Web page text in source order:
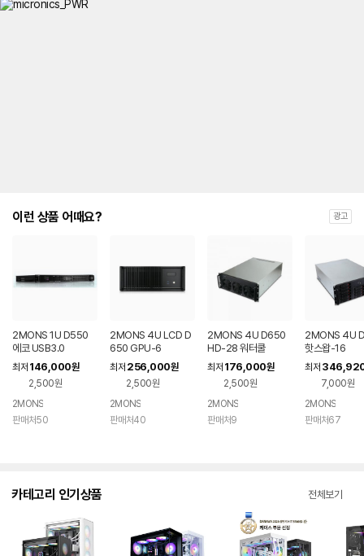
이런 상품 어때요? 광고
2MONS 1U D550
에코 USB3.0
최저 146,000원
2,500원
2MONS
판매처50
2MONS 4U LCD D
650 GPU-6
최저 256,000원
2,500원
2MONS
판매처40
2MONS 4U D650
HD-28 워터쿨
최저 176,000원
2,500원
2MONS
판매처9
2MONS 4U
핫스왑-16
최저
7,000원
2MONS
판매처67
카테고리 인기상품 전체보기